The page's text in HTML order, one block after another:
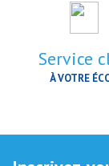
Service
À VOTRE